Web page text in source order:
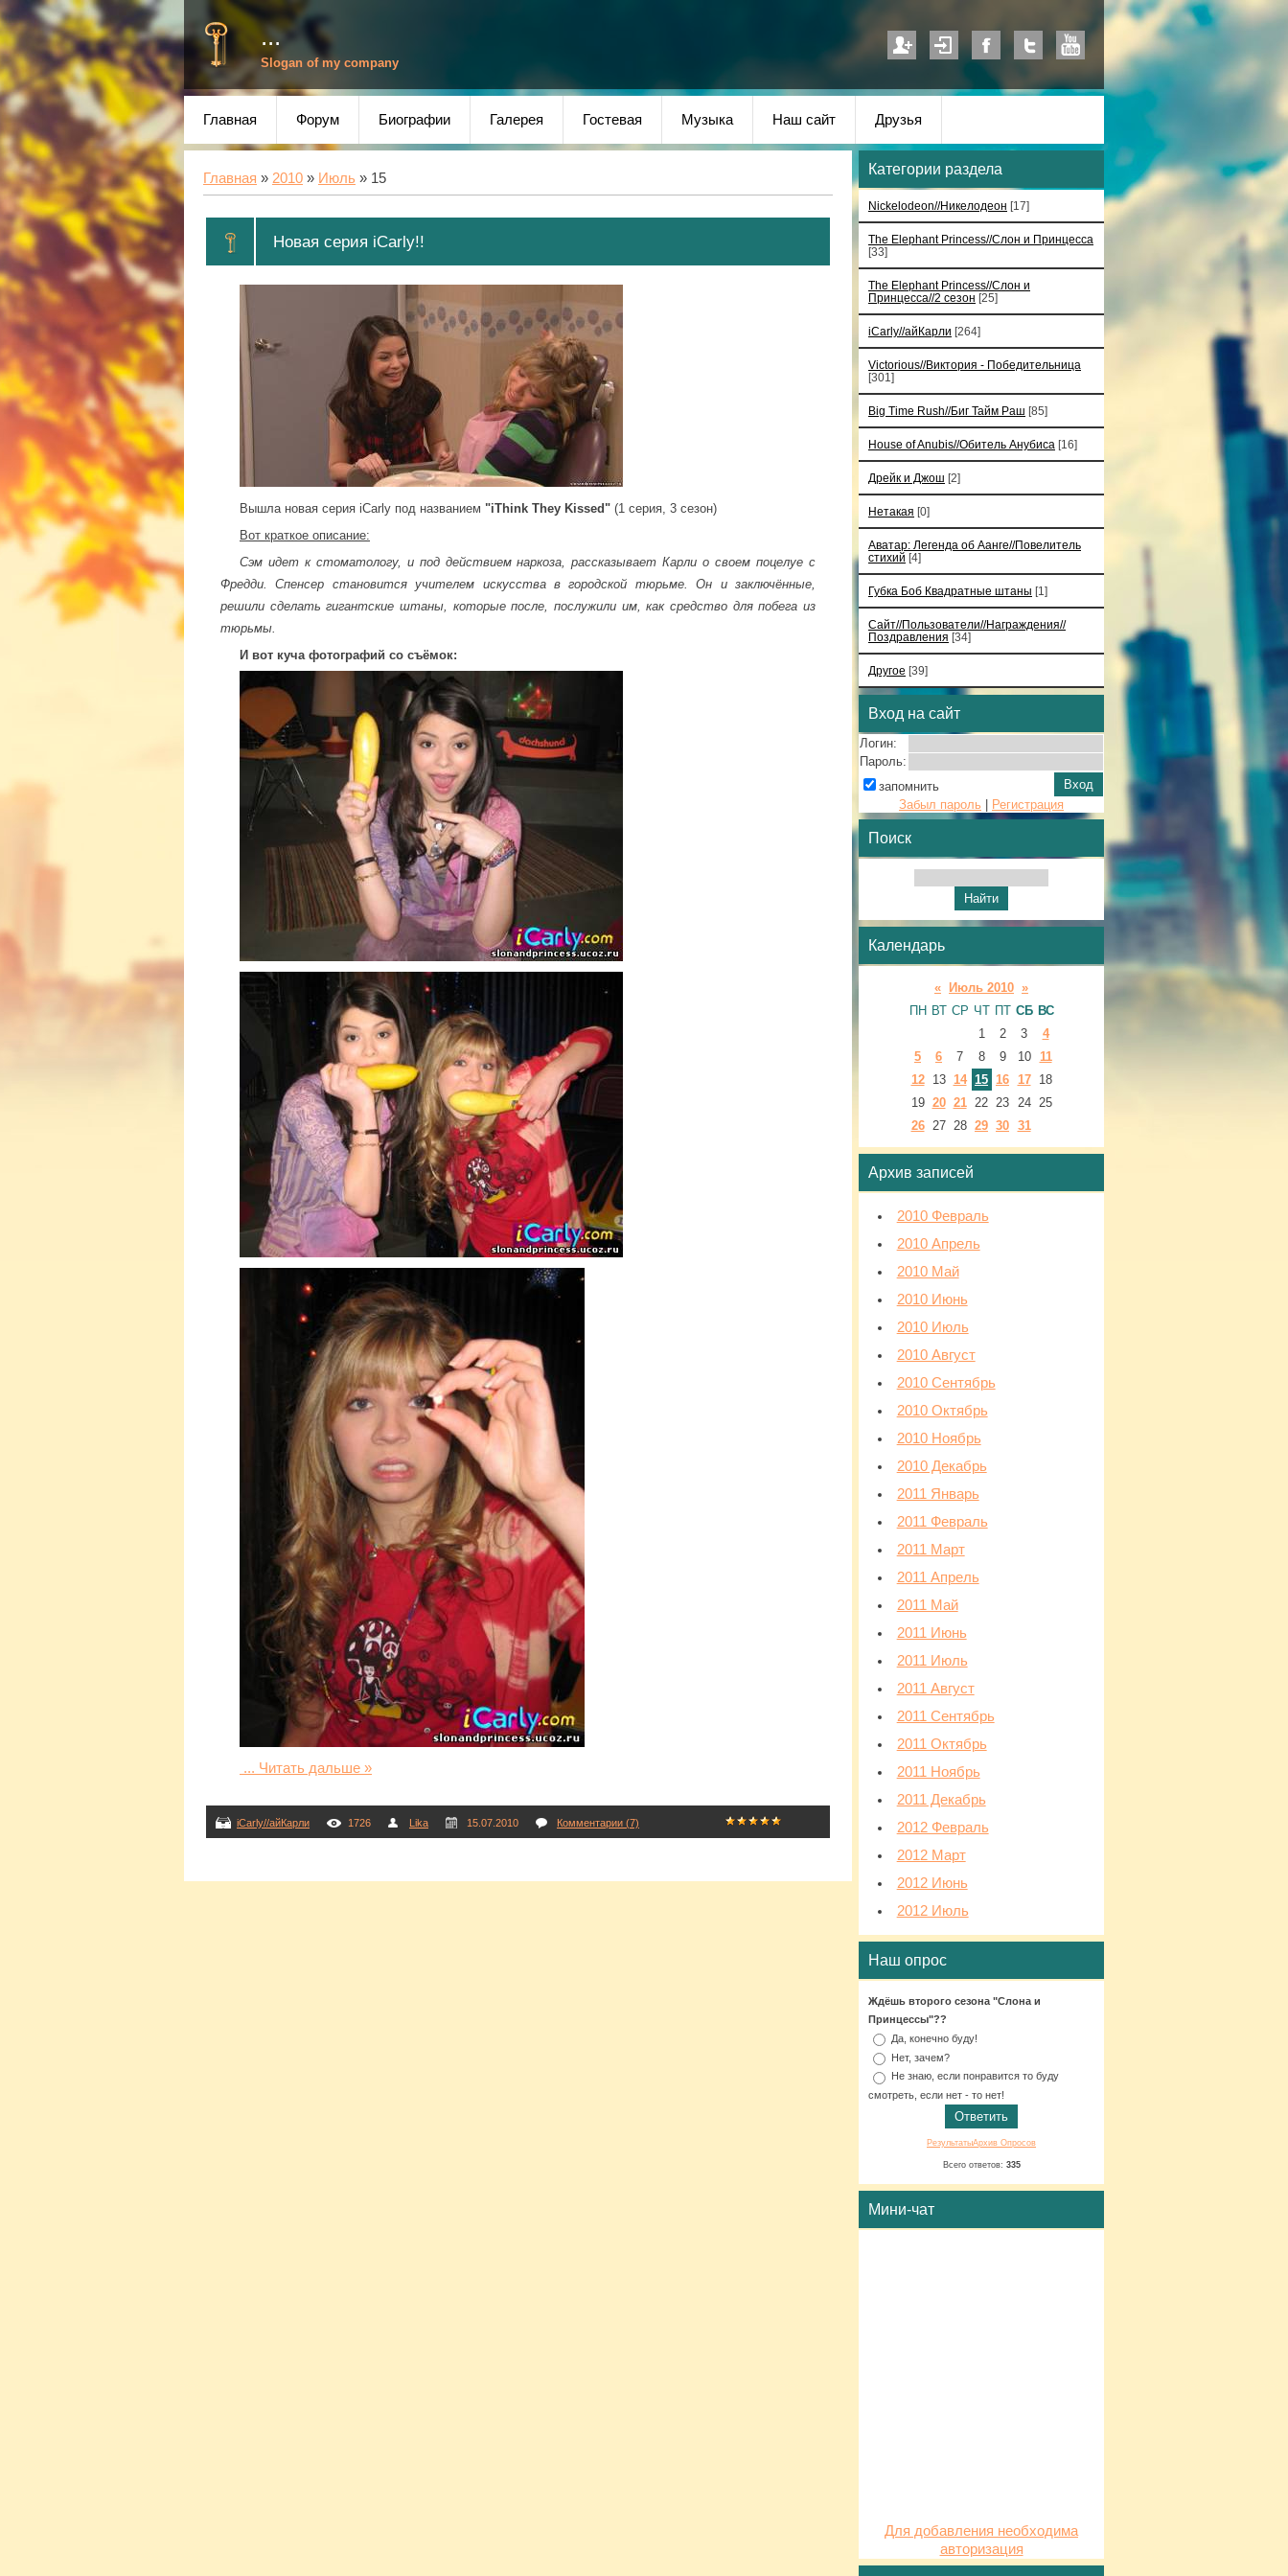
...
Slogan of my company
Главная Форум Биографии Галерея Гостевая Музыка Наш сайт Друзья
Главная » 2010 » Июль » 15
Новая серия iCarly!!
Вышла новая серия iCarly под названием "iThink They Kissed" (1 серия, 3 сезон)
Вот краткое описание:
Сэм идет к стоматологу, и под действием наркоза, рассказывает Карли о своем поцелуе с
Фредди. Спенсер становится учителем искусства в городской тюрьме. Он и заключённые,
решили сделать гигантские штаны, которые после, послужили им, как средство для побега из
тюрьмы.
И вот куча фотографий со съёмок:
... Читать дальше »
iCarly//айКарли 1726 Lika 15.07.2010 Комментарии (7)
Категории раздела
Nickelodeon//Никелодеон [17]
The Elephant Princess//Слон и Принцесса
[33]
The Elephant Princess//Слон и
Принцесса//2 сезон [25]
iCarly//айКарли [264]
Victorious//Виктория - Победительница
[301]
Big Time Rush//Биг Тайм Раш [85]
House of Anubis//Обитель Анубиса [16]
Дрейк и Джош [2]
Нетакая [0]
Аватар: Легенда об Аанге//Повелитель
стихий [4]
Губка Боб Квадратные штаны [1]
Сайт//Пользователи//Награждения//
Поздравления [34]
Другое [39]
Вход на сайт
Логин:
Пароль:
запомнить
Забыл пароль
Регистрация
Поиск
Календарь
« Июль 2010 »
ПН ВТ СР ЧТ ПТ СБ ВС
1
2 3
4
5
6 7 8 9 10
11
12
13 14 15 16 17
18
19 20 21 22 23 24 25
26 27 28 29 30 31
Архив записей
2010 Февраль
2010 Апрель
2010 Май
2010 Июнь
2010 Июль
2010 Август
2010 Сентябрь
2010 Октябрь
2010 Ноябрь
2010 Декабрь
2011 Январь
2011 Февраль
2011 Март
2011 Апрель
2011 Май
2011 Июнь
2011 Июль
2011 Август
2011 Сентябрь
2011 Октябрь
2011 Ноябрь
2011 Декабрь
2012 Февраль
2012 Март
2012 Июнь
2012 Июль
Наш опрос
Ждёшь второго сезона "Слона и
Принцессы"??
Да, конечно буду!
Нет, зачем?
Не знаю, если понравится то буду
смотреть, если нет - то нет!
РезультатыАрхив Опросов
Всего ответов: 335
Мини-чат
Для добавления необходима
авторизация